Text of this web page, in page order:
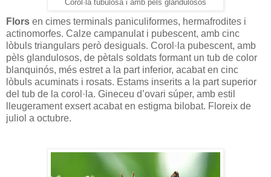
Corol·la tubulosa i amb pèls glandulosos
Flors en cimes terminals paniculiformes, hermafrodites i
actinomorfes. Calze campanulat i pubescent, amb cinc
lòbuls triangulars però desiguals. Corol·la pubescent, amb
pèls glandulosos, de pètals soldats formant un tub de color
blanquinós, més estret a la part inferior, acabat en cinc
lòbuls acuminats i rosats. Estams inserits a la part superior
del tub de la corol·la. Gineceu d’ovari súper, amb estil
lleugerament exsert acabat en estigma bilobat. Floreix de
juliol a octubre.